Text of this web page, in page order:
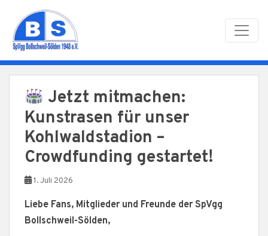
Jetzt mitmachen:
Kunstrasen für unser
Kohlwaldstadion –
Crowdfunding gestartet!
1. Juli 2026
Liebe Fans, Mitglieder und Freunde der SpVgg
Bollschweil-Sölden,